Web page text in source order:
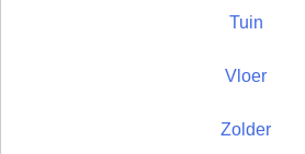
Tuin
Vloer
Zolder